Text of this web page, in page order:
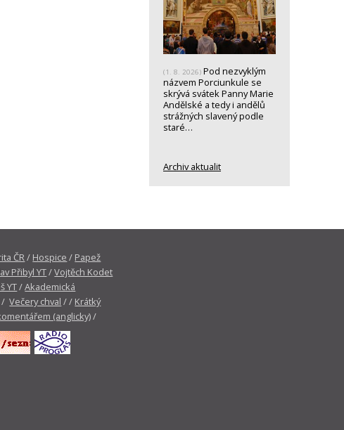
(1. 8. 2026) Pod nezvyklým
názvem Porciunkule se
skrývá svátek Panny Marie
Andělské a tedy i andělů
strážných slavený podle
staré…
Archiv aktualit
ČR/ Hospice / Papež
Přibyl YT/Vojtěch Kodet
YT/Akademická
/Večery chval / / Krátký
(anglicky)/